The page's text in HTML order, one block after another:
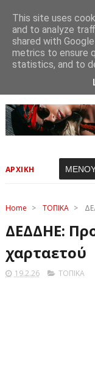
ΑΡΧΙΚΗ
Home > ΤΟΠΙΚΑ >
ΔΕΔΔΗΕ:
χαρταετού
19.2.26 ΤΟΠΙΚΑ
This site uses
and to analyze
shared with
metrics to ensure
statistics, and to